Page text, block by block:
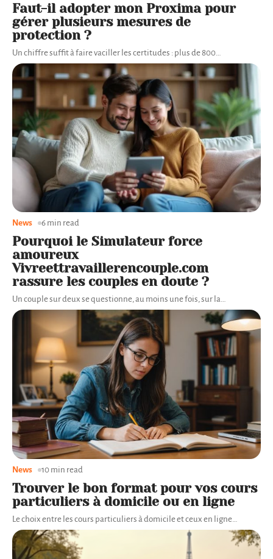
Faut-il adopter mon Proxima pour
gérer plusieurs mesures de
protection ?
Un chiffre suffit à faire vaciller les certitudes : plus de 800
Pourquoi le Simulateur force
amoureux
Vivreettravaillerencouple.com
rassure les couples en doute ?
Un couple sur deux se questionne, au moins une fois, sur la…
News 6 min read
Trouver le bon format pour vos cours
particuliers à domicile ou en ligne
Le choix entre les cours particuliers à domicile et ceux en ligne…
News 10 min read